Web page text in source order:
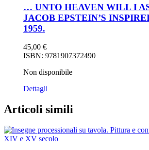
… UNTO HEAVEN WILL I
JACOB EPSTEIN’S
1959.
45,00 €
ISBN: 9781907372490
Non disponibile
Dettagli
Articoli simili